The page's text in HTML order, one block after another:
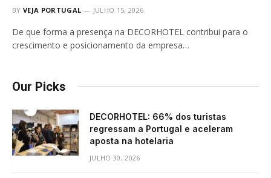
BY VEJA PORTUGAL JULHO 15, 2026
De que forma a presença na DECORHOTEL contribui para o
crescimento e posicionamento da empresa…
Our Picks
DECORHOTEL: 66% dos turistas
regressam a Portugal e aceleram
aposta na hotelaria
JULHO 30, 2026